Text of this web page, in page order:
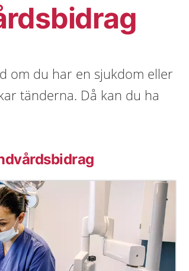
om du har en sjukdom eller
tänderna. Då kan du ha